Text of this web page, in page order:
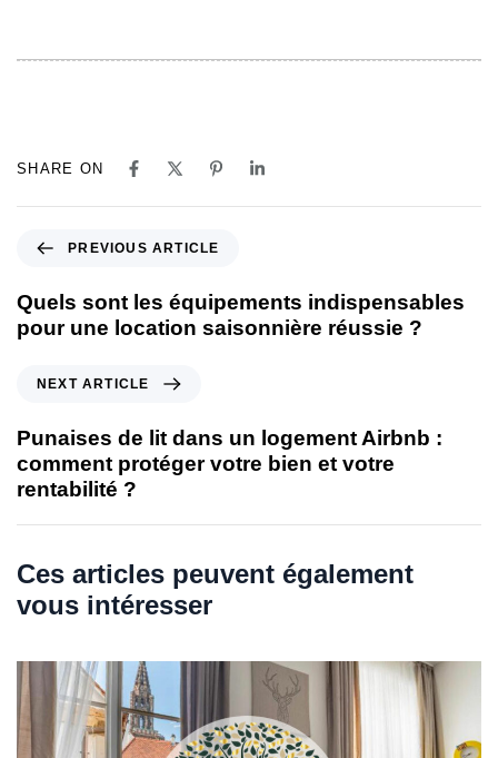
SHARE ON
e
v
i
A
r
t
i
l
e
PREVIOUS ARTICLE
Quels sont les équipements indispensables
pour une location saisonnière réussie ?
x
t
c
l
NEXT ARTICLE
Punaises de lit dans un logement Airbnb :
comment protéger votre bien et votre
rentabilité ?
Ces articles peuvent également
vous intéresser